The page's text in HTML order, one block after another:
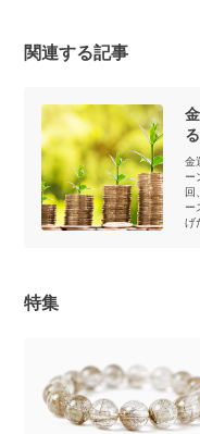
関連する記事
金
ー
回
ー
げ
特集